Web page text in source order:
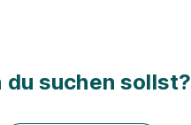
du suchen sollst?